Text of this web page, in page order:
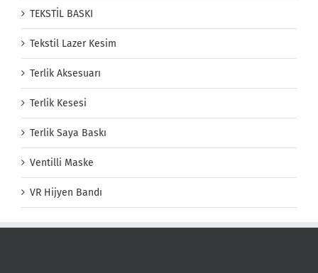
TEKSTİL BASKI
Tekstil Lazer Kesim
Terlik Aksesuarı
Terlik Kesesi
Terlik Saya Baskı
Ventilli Maske
VR Hijyen Bandı